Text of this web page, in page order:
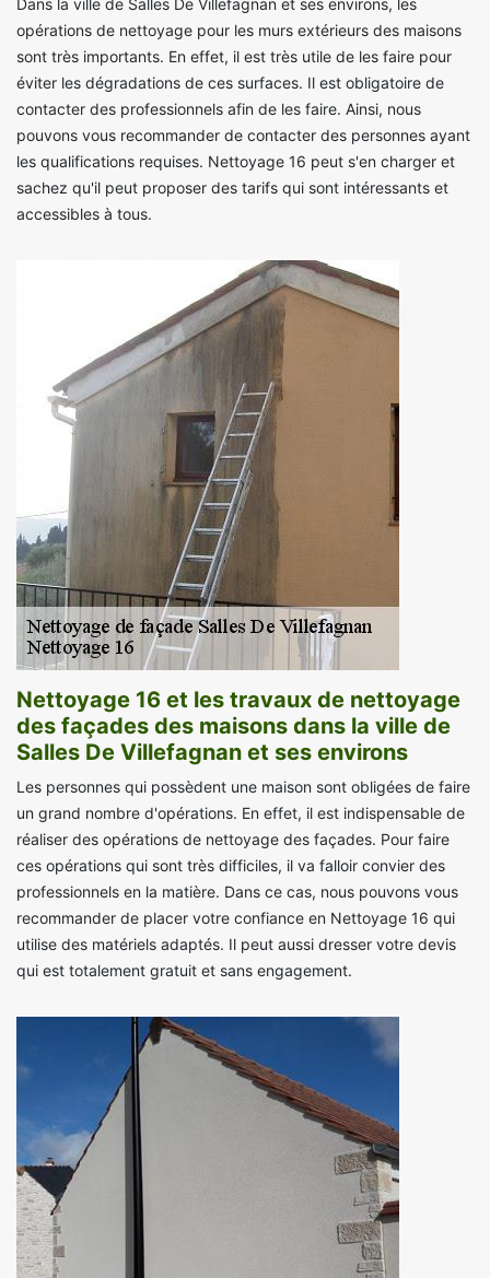
Dans la ville de Salles De Villefagnan et ses environs, les
opérations de nettoyage pour les murs extérieurs des maisons
sont très importants. En effet, il est très utile de les faire pour
éviter les dégradations de ces surfaces. Il est obligatoire de
contacter des professionnels afin de les faire. Ainsi, nous
pouvons vous recommander de contacter des personnes ayant
les qualifications requises. Nettoyage 16 peut s'en charger et
sachez qu'il peut proposer des tarifs qui sont intéressants et
accessibles à tous.
Nettoyage 16 et les travaux de nettoyage
des façades des maisons dans la ville de
Salles De Villefagnan et ses environs
Les personnes qui possèdent une maison sont obligées de faire
un grand nombre d'opérations. En effet, il est indispensable de
réaliser des opérations de nettoyage des façades. Pour faire
ces opérations qui sont très difficiles, il va falloir convier des
professionnels en la matière. Dans ce cas, nous pouvons vous
recommander de placer votre confiance en Nettoyage 16 qui
utilise des matériels adaptés. Il peut aussi dresser votre devis
qui est totalement gratuit et sans engagement.